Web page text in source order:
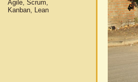
Agile, Scrum,
Kanban, Lean